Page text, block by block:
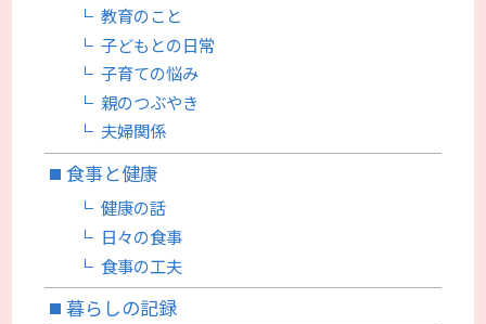
教育のこと
子どもとの日常
子育ての悩み
親のつぶやき
夫婦関係
食事と健康
健康の話
日々の食事
食事の工夫
暮らしの記録